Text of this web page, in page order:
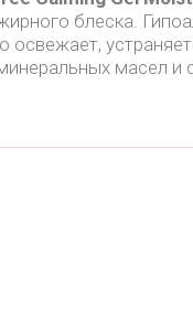
блеска.
масел и